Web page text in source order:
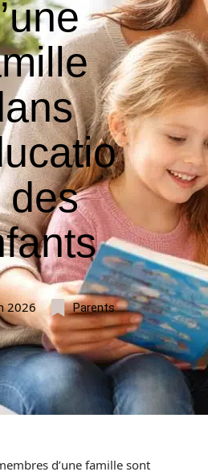
des
2026 Parents
d’une famille sont